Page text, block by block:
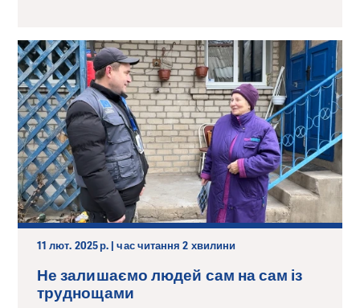
11 лют. 2025 р. | час читання 2 хвилини
Не залишаємо людей сам на сам із
труднощами